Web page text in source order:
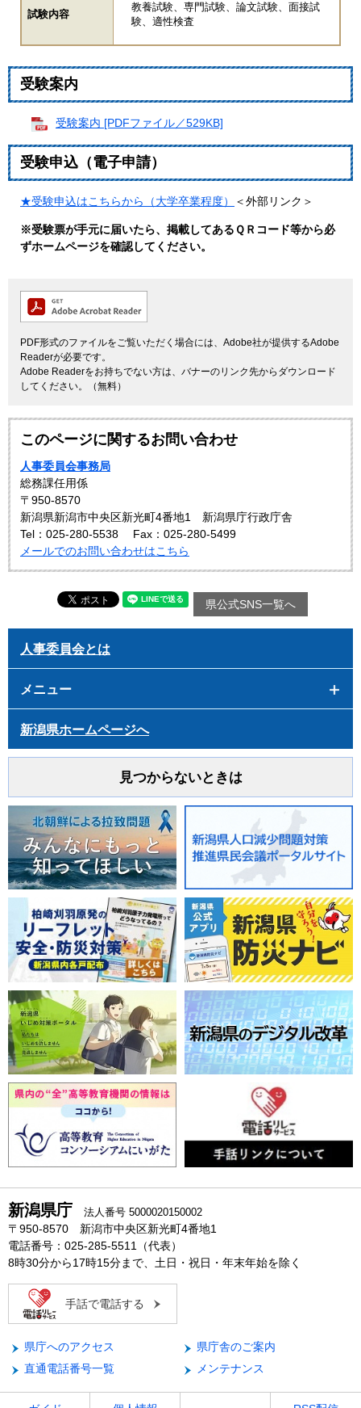
試験内容
教養試験、専門試験、論文試験、面接試
験、適性検査
受験案内
受験案内 [PDFファイル／529KB]
受験申込（電子申請）
★受験申込はこちらから（大学卒業程度） ＜外部リンク＞
※受験票が手元に届いたら、掲載してあるＱＲコード等から必
ずホームページを確認してください。
PDF形式のファイルをご覧いただく場合には、Adobe社が提供するAdobe
Readerが必要です。
Adobe Readerをお持ちでない方は、バナーのリンク先からダウンロード
してください。（無料）
このページに関するお問い合わせ
人事委員会事務局
総務課任用係
〒950-8570
新潟県新潟市中央区新光町4番地1 新潟県庁行政庁舎
Tel：025-280-5538
Fax：025-280-5499
メールでのお問い合わせはこちら
県公式SNS一覧へ
人事委員会とは
メニュー
新潟県ホームページへ
見つからないときは
新潟県庁 法人番号 5000020150002
〒950-8570 新潟市中央区新光町4番地1
電話番号：025-285-5511（代表）
8時30分から17時15分まで、土日・祝日・年末年始を除く
手話で電話する
県庁へのアクセス
県庁舎のご案内
直通電話番号一覧
メンテナンス